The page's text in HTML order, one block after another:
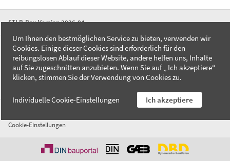
STLB-Bau Version 2026-04
FAQ
Kontakt
Datenschutzerklärung
Cookie-Einstellungen
Um Ihnen den bestmöglichen Service zu bieten, verwenden wir
Cookies. Einige dieser Cookies sind erforderlich für den
reibungslosen Ablauf dieser Website, andere helfen uns, Inhalte
auf Sie zugeschnitten anzubieten. Wenn Sie auf „ Ich akzeptiere“
klicken, stimmen Sie der Verwendung von Cookies zu.
Individuelle Cookie-Einstellungen Ich akzeptiere